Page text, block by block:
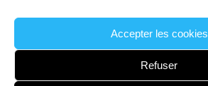
Accepter les cookies
Refuser